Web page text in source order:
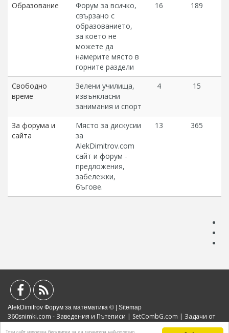
Този сайт използва бисквитки за да гарантира най-полезно
Образование
Форум за всичко,
свързано с
образованието,
за което не
можете да
намерите място в
горните раздели
16 189
Свободно
време
Зелени училища,
извънкласни
занимания и спорт
4 15
За форума и
сайта
Място за дискусии
за
AlekDimitrov.com
сайт и форум -
предложения,
забележки,
бъгове.
13 365
AlekDimitrov Форум за математика © | Sitemap
360snimki.com - Заведения и Пътеписи | SetCombG.com | Задачи от
Математически Състезания|Портал за образование|Политика за